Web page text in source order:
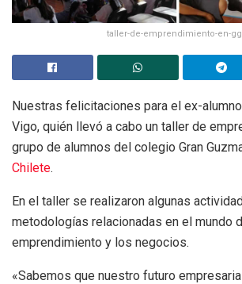
taller-de-emprendimiento-en-
Nuestras felicitaciones para el ex-
Vigo, quién llevó a cabo un taller de
grupo de alumnos del colegio Gran
Chilete.
En el taller se realizaron algunas
metodologías relacionadas en el mundo
emprendimiento y los negocios.
«Sabemos que nuestro futuro